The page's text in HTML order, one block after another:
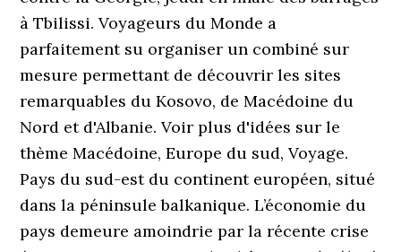
à Tbilissi. Voyageurs du Monde a
parfaitement su organiser un combiné sur
mesure permettant de découvrir les sites
remarquables du Kosovo, de Macédoine du
Nord et d'Albanie. Voir plus d'idées sur le
thème Macédoine, Europe du sud, Voyage.
Pays du sud-est du continent européen, situé
dans la péninsule balkanique. L’économie du
pays demeure amoindrie par la récente crise